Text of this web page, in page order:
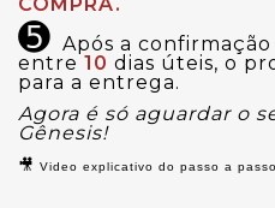
COMPRA.
➎ Após a
entre 10 dias úteis, o
para a entrega.
Agora é só aguardar o
Gênesis!
🎥 Video explicativo do passo a